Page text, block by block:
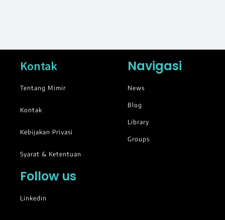
Kontak
Tentang Mimir
Kontak
Kebijakan Privasi
Syarat & Ketentuan
Navigasi
News
Blog
Library
Groups
Follow us
Linkedin